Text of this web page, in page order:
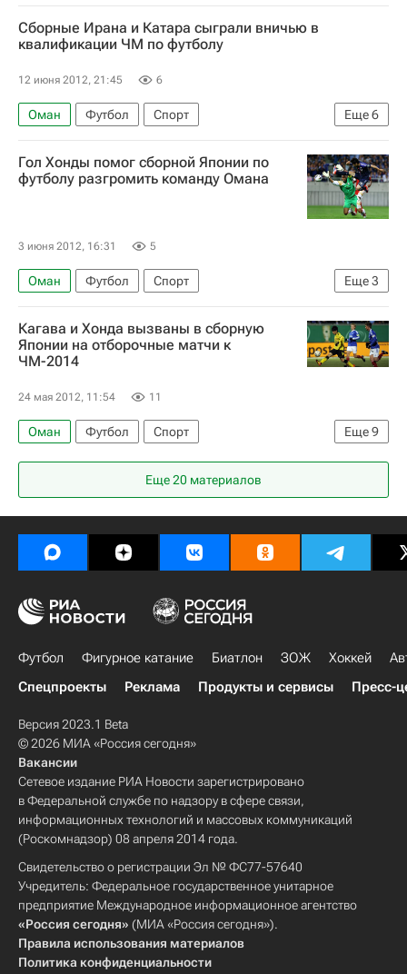
Чемпионат мира 2022 (отборочный турнир, Азия)
Япония
Сборные Ирана и Катара сыграли вничью в
квалификации ЧМ по футболу
12 июня 2012, 21:45 6
Еще6
Оман Футбол
Спорт
Чемпионат мира 2022 (отборочный турнир, Азия)
Катар
Ливан Южная Корея
Ирак
Гол Хонды помог сборной Японии по
футболу разгромить команду Омана
3 июня 2012, 16:31 5
Еще3
Оман Футбол
Спорт
Чемпионат мира 2022 (отборочный турнир, Азия)
Япония
Кэйсукэ Хонда
Кагава и Хонда вызваны в сборную
Японии на отборочные матчи к
ЧМ-2014
24 мая 2012, 11:54 11
Еще9
Оман Футбол
Спорт
Альберто Дзаккерони
Австралия
Япония
ПФК ЦСКА
Боруссия (Дортмунд)
Манчестер Юнайтед
Кэйсукэ Хонда
Синдзи Кагава
Еще 20 материалов
Футбол Фигурное катание Биатлон ЗОЖ Хоккей
Спецпроекты
Реклама Продукты и сервисы Пресс-
Версия 2023.1 Beta
© 2026 МИА «Россия сегодня»
Вакансии
Сетевое издание РИА Новости зарегистрировано
в Федеральной службе по надзору в сфере связи,
информационных технологий и массовых коммуникаций
(Роскомнадзор) 08 апреля 2014 года.
Свидетельство о регистрации Эл № ФС77-57640
Учредитель: Федеральное государственное унитарное
предприятие Международное информационное агентство
«Россия сегодня» (МИА «Россия сегодня»).
Правила использования материалов
Политика конфиденциальности